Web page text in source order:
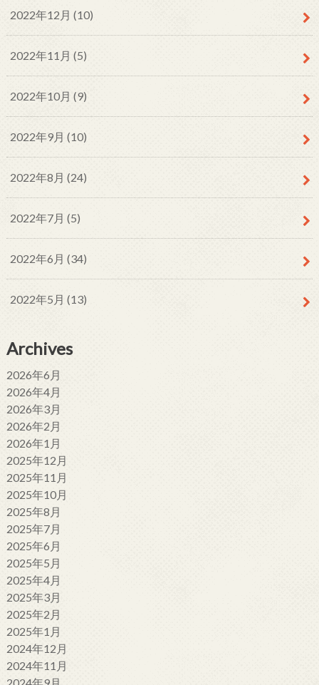
2022年12月 (10)
2022年11月 (5)
2022年10月 (9)
2022年9月 (10)
2022年8月 (24)
2022年7月 (5)
2022年6月 (34)
2022年5月 (13)
Archives
2026年6月
2026年4月
2026年3月
2026年2月
2026年1月
2025年12月
2025年11月
2025年10月
2025年8月
2025年7月
2025年6月
2025年5月
2025年4月
2025年3月
2025年2月
2025年1月
2024年12月
2024年11月